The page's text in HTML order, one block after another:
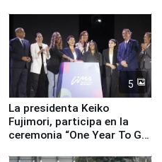
equipamiento para
Serenazgo
5
La presidenta Keiko
Fujimori, participa en la
ceremonia “One Year To Go